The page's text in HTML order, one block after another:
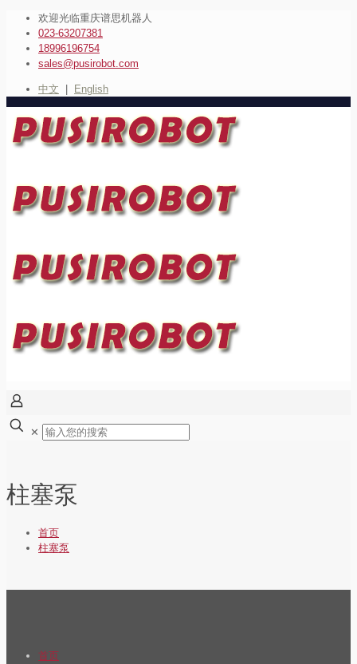
欢迎光临重庆谱思机器人
023-63207381
18996196754
sales@pusirobot.com
中文 English
✕
柱塞泵
首页
柱塞泵
首页